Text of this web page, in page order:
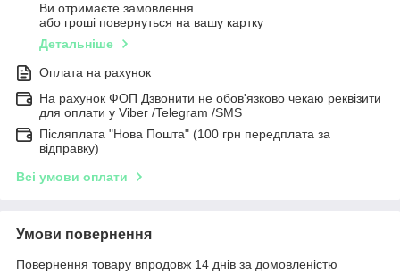
Ви отримаєте замовлення
або гроші повернуться на вашу картку
Детальніше
Оплата на рахунок
На рахунок ФОП Дзвонити не обов'язково чекаю реквізити
для оплати у Viber /Telegram /SMS
Післяплата "Нова Пошта" (100 грн передплата за
відправку)
Всі умови оплати
Умови повернення
Повернення товару впродовж 14 днів за домовленістю